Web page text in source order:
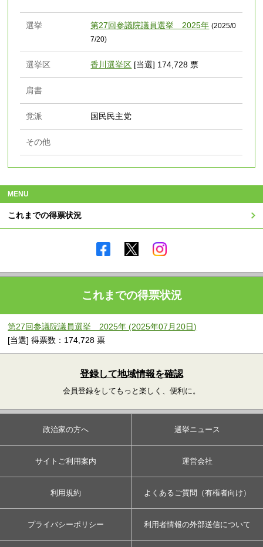
選挙 第27回参議院議員選挙 2025年 (2025/0
7/20)
選挙区 香川選挙区 [当選] 174,728 票
肩書
党派 国民民主党
その他
MENU
これまでの得票状況
これまでの得票状況
第27回参議院議員選挙 2025年 (2025年07月20日)
[当選] 得票数：174,728 票
登録して地域情報を確認
会員登録をしてもっと楽しく、便利に。
政治家の方へ 選挙ニュース
サイトご利用案内 運営会社
利用規約 よくあるご質問（有権者向け）
プライバシーポリシー 利用者情報の外部送信について